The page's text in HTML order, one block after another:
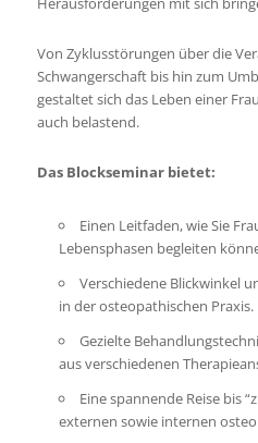
Von Zyklusstörungen über die
Schwangerschaft bis hin zum
gestaltet sich das Leben einer
auch belastend.
Das Blockseminar bietet:
Einen Leitfaden, wie Sie
Lebensphasen begleiten
Verschiedene Blickwinkel
in der osteopathischen Praxis.
Gezielte
aus verschiedenen
Eine spannende Reise bis
externen sowie internen